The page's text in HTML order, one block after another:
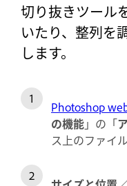
切り抜きツール
いたり、整列を
します。
Photoshop
の機能」の「
ス上のファイ